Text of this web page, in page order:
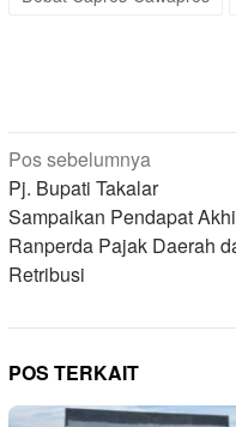
Navigasi
pos
Pos sebelumnya
Pj. Bupati Takalar
Sampaikan Pendapat
Ranperda Pajak Daerah
Retribusi
POS TERKAIT